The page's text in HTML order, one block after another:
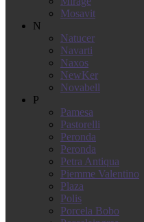
Mosavit
N
Natucer
Navarti
Naxos
NewKer
Novabell
P
Pamesa
Pastorelli
Peronda
Peronda
Petra Antiqua
Piemme Valentino
Plaza
Polis
Porcela Bobo